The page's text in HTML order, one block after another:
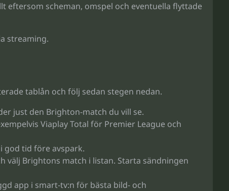
eftersom scheman, omspel och eventuella flyttade
streaming.
tablån och följ sedan stegen nedan.
just den Brighton-match du vill se.
Viaplay Total för Premier League och
god tid före avspark.
välj Brightons match i listan. Starta sändningen
app i smart-tv:n för bästa bild- och